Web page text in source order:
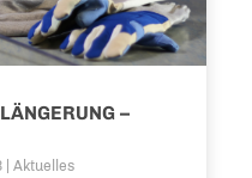
–
|Aktuelles